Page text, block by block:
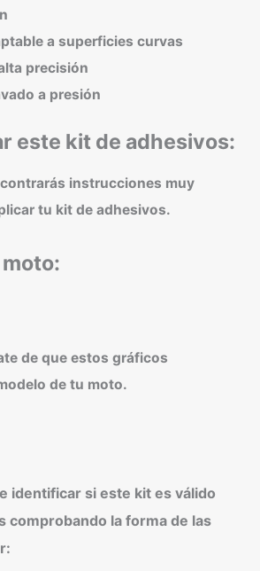
a superficies curvas
precisión
a presión
este kit de adhesivos:
instrucciones muy
tu kit de adhesivos.
de que estos gráficos
de tu moto.
identificar si este kit es válido
comprobando la forma de las